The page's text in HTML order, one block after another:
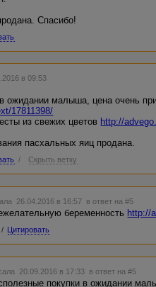
Спасибо!
в 09:53
ожидании малыша, цена очень
17811398/
из свежих цветов http://
пасхальных яиц продана.
/ Скрыть ветку
26.04.2016 в 16:57 в ответ на #5
беременность http://
/ Цитировать
20.09.2016 в 17:33 в ответ на #5
покупки в ожидании